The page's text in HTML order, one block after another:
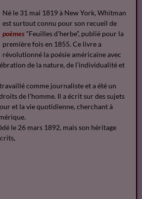
Né le 31 mai 1819 à New York, Whitman
est surtout connu pour son recueil de
poèmes “Feuilles d’herbe”, publié pour la
première fois en 1855. Ce livre a
révolutionné la poésie américaine avec
de la nature, de l’individualité et
comme journaliste et a été un
de l’homme. Il a écrit sur des sujets
et la vie quotidienne, cherchant à
le 26 mars 1892, mais son héritage